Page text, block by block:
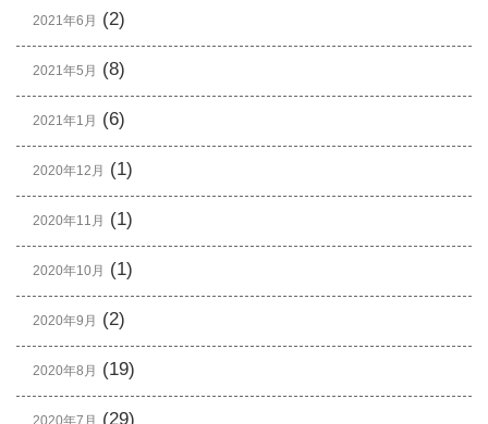
2021年6月 (2)
2021年5月 (8)
2021年1月 (6)
2020年12月 (1)
2020年11月 (1)
2020年10月 (1)
2020年9月 (2)
2020年8月 (19)
2020年7月 (29)